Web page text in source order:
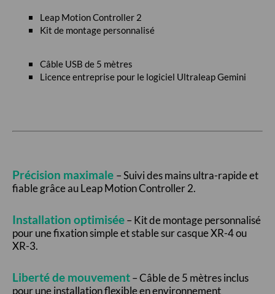
Leap Motion Controller 2
Kit de montage personnalisé
Câble USB de 5 mètres
Licence entreprise pour le logiciel Ultraleap Gemini
Précision maximale – Suivi des mains ultra-rapide et
fiable grâce au Leap Motion Controller 2.
Installation optimisée– Kit de montage personnalisé
pour une fixation simple et stable sur casque XR-4 ou
XR-3.
Liberté de mouvement– Câble de 5 mètres inclus
pour une installation flexible en environnement